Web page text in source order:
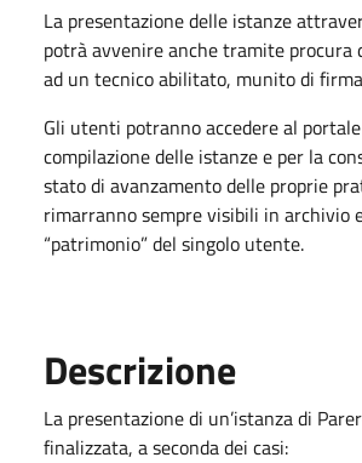
La presentazione delle istanze
potrà avvenire anche tramite
ad un tecnico abilitato, munito di
Gli utenti potranno accedere al
compilazione delle istanze e per la
stato di avanzamento delle proprie
rimarranno sempre visibili in archivio
“patrimonio” del singolo utente.
Descrizione
La presentazione di un’istanza di
finalizzata, a seconda dei casi: